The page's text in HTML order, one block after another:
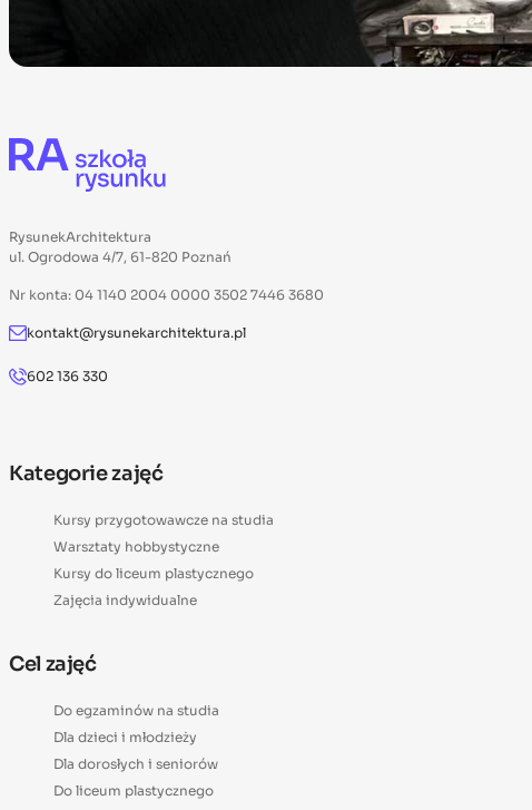
RysunekArchitektura
ul. Ogrodowa 4/7, 61-820 Poznań
Nr konta: 04 1140 2004 0000 3502 7446 3680
kontakt@rysunekarchitektura.pl
602 136 330
Kategorie zajęć
Kursy przygotowawcze na studia
Warsztaty hobbystyczne
Kursy do liceum plastycznego
Zajęcia indywidualne
Cel zajęć
Do egzaminów na studia
Dla dzieci i młodzieży
Dla dorosłych i seniorów
Do liceum plastycznego